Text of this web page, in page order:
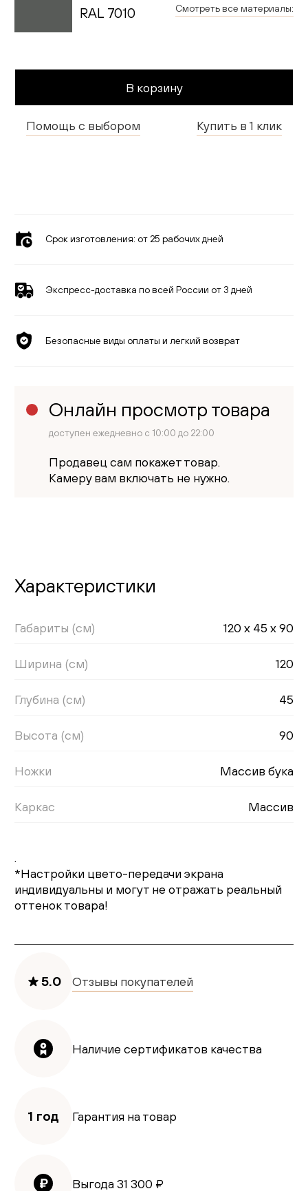
Кухня
Доставка и оплата
Проекты
Мебель для бизнеса
Дизайнерам
RAL 7010 Смотреть все материалы:
В корзину
Помощь с выбором Купить в 1 клик
Срок изготовления: от 25 рабочих дней
Экспресс-доставка по всей России от 3 дней
Безопасные виды оплаты и легкий возврат
Онлайн просмотр товара
доступен ежедневно с 10:00 до 22:00
Продавец сам покажет товар.
Камеру вам включать не нужно.
Характеристики
Габариты (см) 120 x 45 x 90
Ширина (см) 120
Глубина (см) 45
Высота (см) 90
Ножки Массив бука
Каркас Массив
.
*Настройки цвето-передачи экрана
индивидуальны и могут не отражать реальный
оттенок товара!
5.0 Отзывы покупателей
Наличие сертификатов качества
1 год Гарантия на товар
Выгода 31 300 ₽